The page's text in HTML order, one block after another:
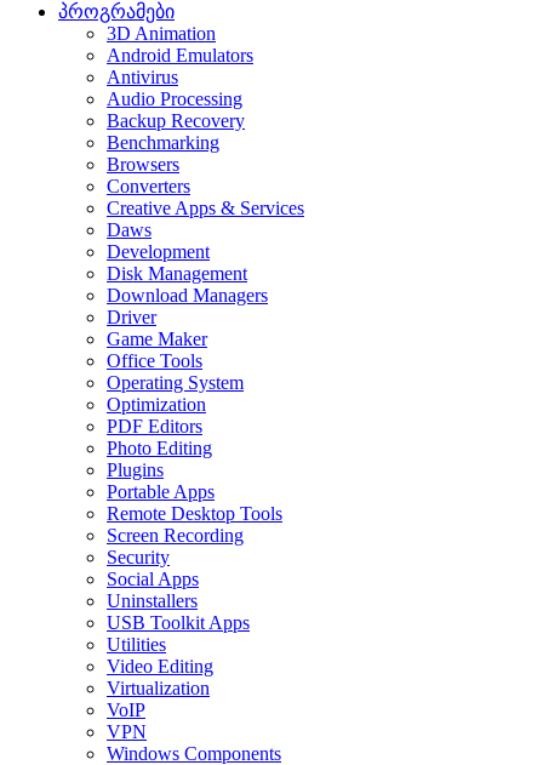
პროგრამები
3D Animation
Android Emulators
Antivirus
Audio Processing
Backup Recovery
Benchmarking
Browsers
Converters
Creative Apps & Services
Daws
Development
Disk Management
Download Managers
Driver
Game Maker
Office Tools
Operating System
Optimization
PDF Editors
Photo Editing
Plugins
Portable Apps
Remote Desktop Tools
Screen Recording
Security
Social Apps
Uninstallers
USB Toolkit Apps
Utilities
Video Editing
Virtualization
VoIP
VPN
Windows Components